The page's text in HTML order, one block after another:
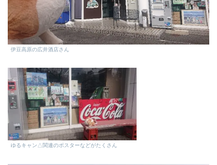
伊豆高原の広井酒店さん
ゆるキャン△関連のポスターなどがたくさん